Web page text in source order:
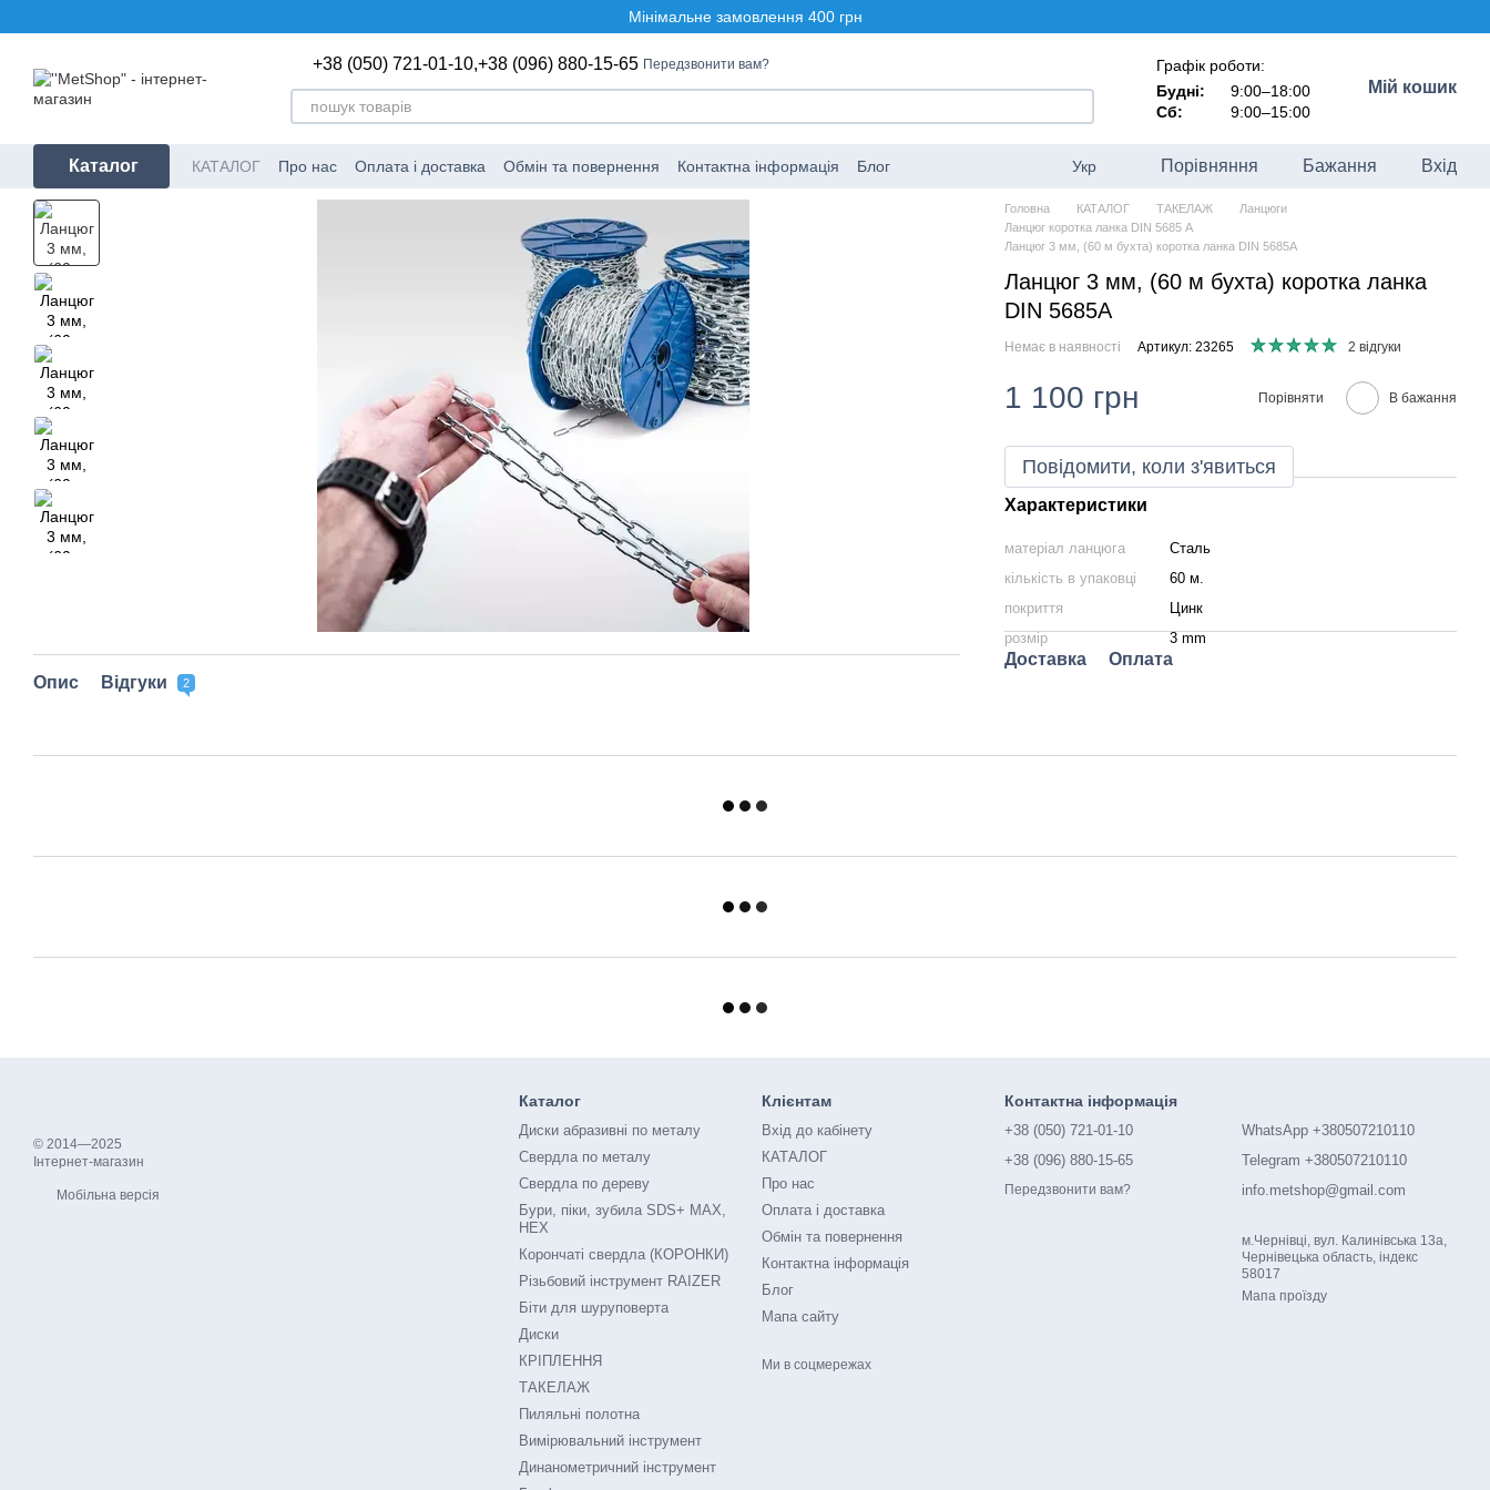
Мінімальне замовлення 400 грн
+38 (050) 721-01-10,+38 (096) 880-15-65 Передзвонити вам?
Графік роботи:
Будні:
9:00–18:00
Сб:
9:00–15:00
Мій кошик
Каталог КАТАЛОГ Про нас Оплата і доставка Обмін та повернення Контактна інформація Блог Укр Порівняння Бажання Вхід
Опис Відгуки 2
Головна КАТАЛОГ ТАКЕЛАЖ
Ланцюги
Ланцюг коротка ланка DIN 5685 А
Ланцюг 3 мм, (60 м бухта) коротка ланка DIN 5685А
Ланцюг 3 мм, (60 м бухта) коротка ланка
DIN 5685А
Немає в наявності Артикул: 23265 2 відгуки
1 100 грн Порівняти В бажання
Повідомити, коли з'явиться
Характеристики
матеріал ланцюга
Сталь
кількість в упаковці
60 м.
покриття
Цинк
розмір
3 mm
Доставка Оплата
© 2014—2025
Інтернет-магазин
Мобільна версія
Каталог
Диски абразивні по металу
Свердла по металу
Свердла по дереву
Бури, піки, зубила SDS+ MAX,
HEX
Корончаті свердла (КОРОНКИ)
Різьбовий інструмент RAIZER
Біти для шуруповерта
Диски
КРІПЛЕННЯ
ТАКЕЛАЖ
Пиляльні полотна
Вимірювальний інструмент
Динанометричний інструмент
Клієнтам
Вхід до кабінету
КАТАЛОГ
Про нас
Оплата і доставка
Обмін та повернення
Контактна інформація
Блог
Мапа сайту
Ми в соцмережах
Контактна інформація
+38 (050) 721-01-10
+38 (096) 880-15-65
Передзвонити вам?
WhatsApp +380507210110
Telegram +380507210110
info.metshop@gmail.com
м.Чернівці, вул. Калинівська 13а,
Чернівецька область, індекс
58017
Мапа проїзду